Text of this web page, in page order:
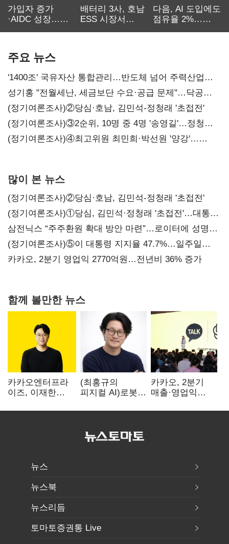
가입자 증가
·AIDC 성장…
배터리 3사, 호남
ESS 시장서
다음, AI 도입에도
점유율 2%…
주요 뉴스
'1400조' 국유자산 통합관리…반도체 넘어 주력산업
구조혁신
성기홍 "전월세난, 세금보단 수요·공급 문제"…닥공
시사
(정기여론조사)②당심·호남, 김민석-정청래 '초접전'
(정기여론조사)③2순위, 10명 중 4명 '송영길'…정청래
'한 자릿수'
(정기여론조사)④최고위원 최민희·박선원 '양강'…
많이 본 뉴스
(정기여론조사)②당심·호남, 김민석-정청래 '초접전'
(정기여론조사)①당심, 김민석·정청래 '초접전'…대통령
지지도 '50% 아래로'(종합)
삼전닉스 “주주환원 확대 방안 마련”…로이터에 성명
보내
(정기여론조사)⑤이 대통령 지지율 47.7%…일주일
만에 다시 40%대
카카오, 2분기 영업익 2770억원…전년비 36% 증가
함께 볼만한 뉴스
카카오엔터프라
이즈, 이재한
(최홍규의
피지컬 AI)로봇이
살린다, 그런데
할지는 모른다
카카오, 2분기
매출·영업익
에이전트 AI
뉴스
뉴스북
뉴스리듬
토마토증권통 Live